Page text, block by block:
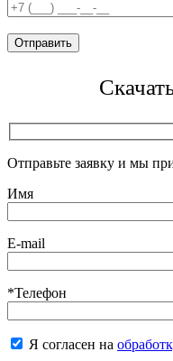
Отправьте заявку и мы
Имя
E-mail
*Телефон
Я согласен на